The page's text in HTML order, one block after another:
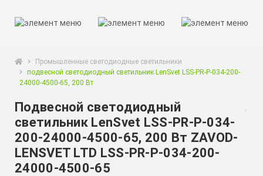
Промышленные светодиодные светильники
подвесной светодиодный светильник LenSvet LSS-PR-P-034-200-
24000-4500-65, 200 Вт
Подвесной светодиодный
светильник LenSvet LSS-PR-P-034-
200-24000-4500-65, 200 Вт ZAVOD-
LENSVET LTD LSS-PR-P-034-200-
24000-4500-65